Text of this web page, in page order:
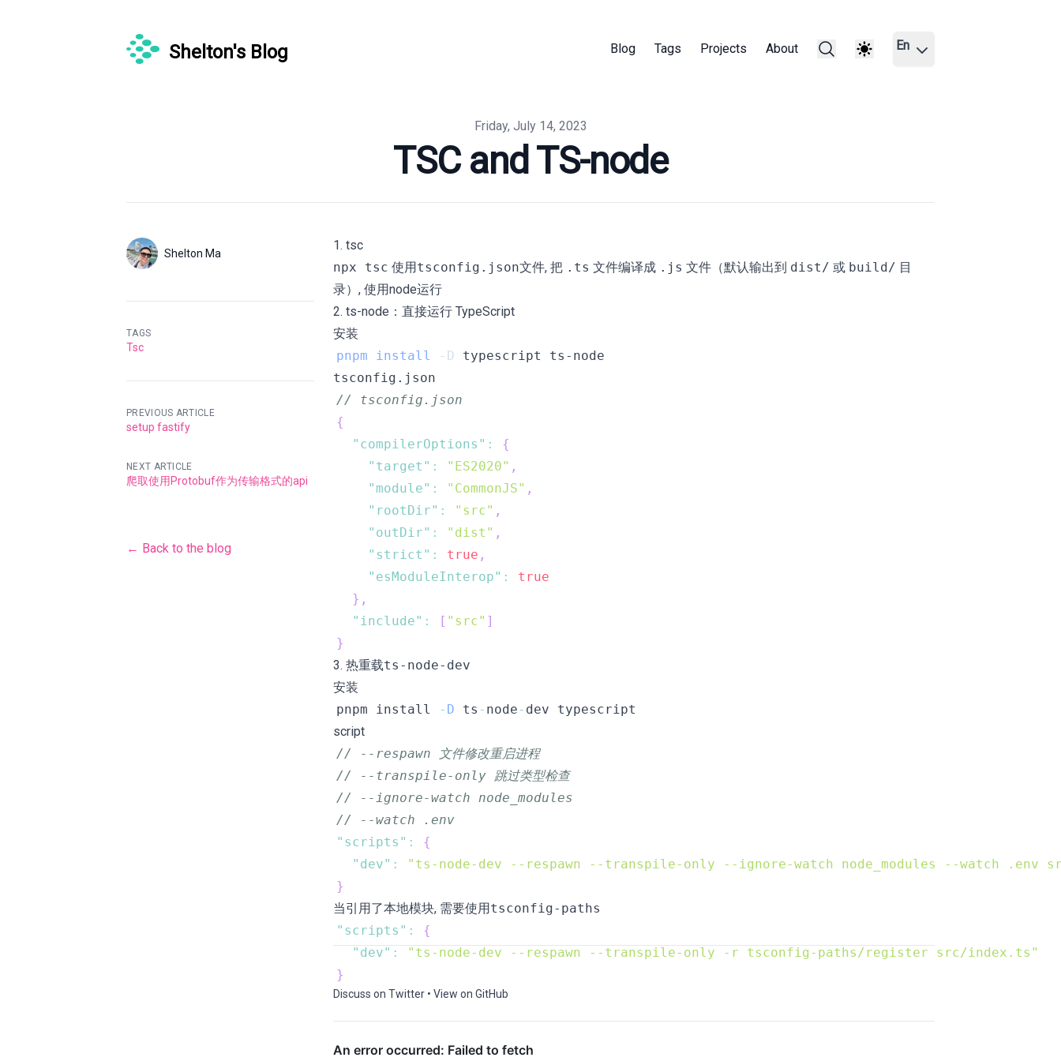
Shelton's Blog Blog Tags Projects About En
Friday, July 14, 2023
TSC and TS-node
AuthorsName
Shelton Ma
1. tsc
npx tsc 使用tsconfig.json文件, 把 .ts 文件编译成 .js 文件（默认输出到 dist/ 或 build/ 目
录）, 使用node运行
2. ts-node：直接运行 TypeScript
安装
pnpm
install -D
tsconfig.json
// tsconfig.json
{
"compilerOptions" :
{
"target" : "ES2020" ,
"module" : "CommonJS" ,
"rootDir" : "src" ,
"outDir" : "dist" ,
"strict" : true ,
"esModuleInterop" :
true
} ,
"include" : [ "src" ]
}
3. 热重载ts-node-dev
安装
pnpm install
- D ts - node-
script
// --respawn 文件修改重启进程
// --transpile-only 跳过类型检查
// --ignore-watch node_modules
// --watch .env
"scripts" :
{
"dev" :
"ts-node-dev --respawn --transpile-only --ignore-watch node_modules --watch .env
}
当引用了本地模块, 需要使用tsconfig-paths
"scripts" :
{
"dev" :
"ts-node-dev --respawn --transpile-only -r tsconfig-paths/register src/index.ts"
}
Discuss on Twitter • View on GitHub
TAGS
Tsc
PREVIOUS ARTICLE
setup fastify
NEXT ARTICLE
爬取使用Protobuf作为传输格式的api
← Back to the blog